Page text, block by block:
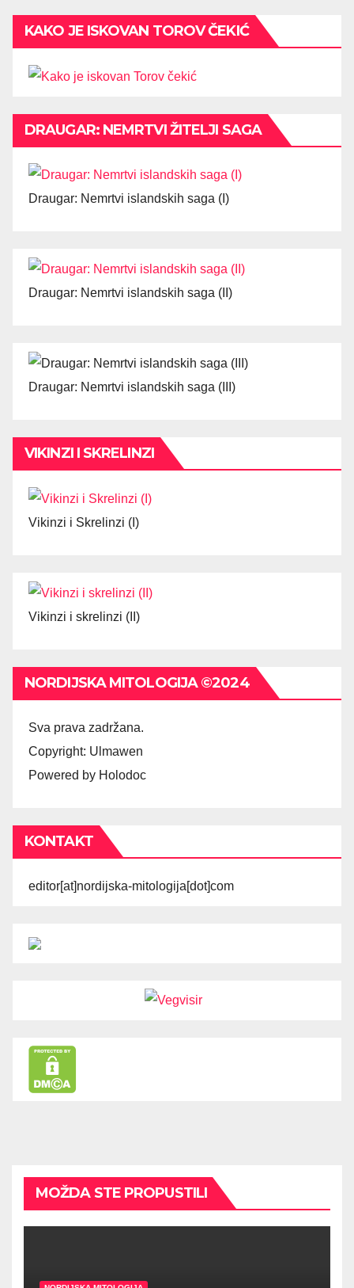
KAKO JE ISKOVAN TOROV ČEKIĆ
DRAUGAR: NEMRTVI ŽITELJI SAGA
Draugar: Nemrtvi islandskih saga (I)
Draugar: Nemrtvi islandskih saga (II)
Draugar: Nemrtvi islandskih saga (III)
VIKINZI I SKRELINZI
Vikinzi i Skrelinzi (I)
Vikinzi i skrelinzi (II)
NORDIJSKA MITOLOGIJA ©2024
Sva prava zadržana.
Copyright: Ulmawen
Powered by Holodoc
KONTAKT
editor[at]nordijska-mitologija[dot]com
MOŽDA STE PROPUSTILI